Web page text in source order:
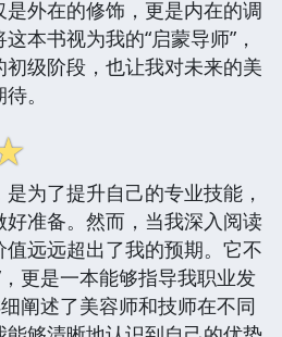
外在的修饰，更是内在的调
本书视为我的“启蒙导师”，
级阶段，也让我对未来的美
。
为了提升自己的专业技能，
准备。然而，当我深入阅读
远远超出了我的预期。它不
更是一本能够指导我职业发
阐述了美容师和技师在不同